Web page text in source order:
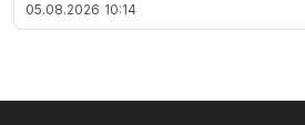
05.08.2026 10:14